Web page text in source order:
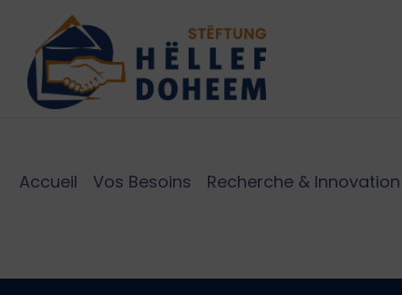
Accueil Vos Besoins Recherche & Innovation